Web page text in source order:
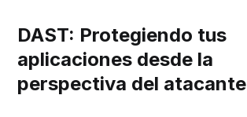
DAST: Protegiendo tus
aplicaciones desde la
perspectiva del atacante